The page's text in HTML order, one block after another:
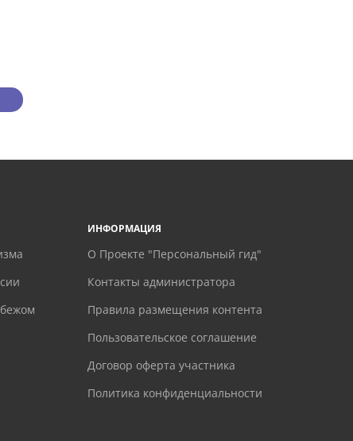
ИНФОРМАЦИЯ
О Проекте "Персональный гид"
Контакты администратора
Правила размещения контента
Пользовательское соглашение
Договор оферта участника
Политика конфиденциальности